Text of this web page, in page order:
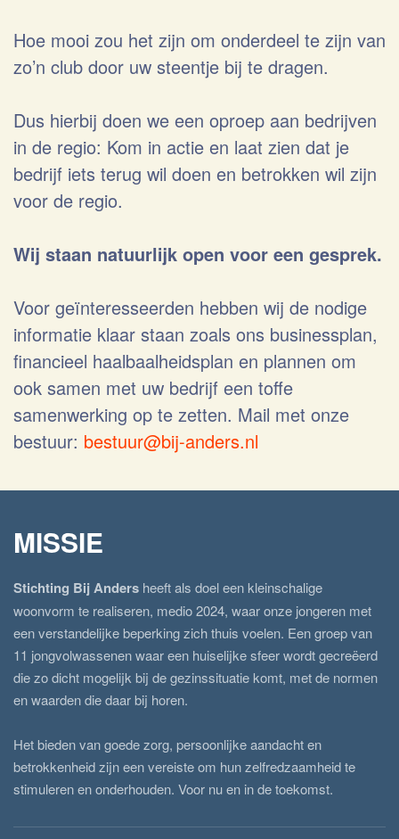
Hoe mooi zou het zijn om onderdeel te zijn van
zo’n club door uw steentje bij te dragen.
Dus hierbij doen we een oproep aan bedrijven
in de regio: Kom in actie en laat zien dat je
bedrijf iets terug wil doen en betrokken wil zijn
voor de regio.
Wij staan natuurlijk open voor een gesprek.
Voor geïnteresseerden hebben wij de nodige
informatie klaar staan zoals ons businessplan,
financieel haalbaalheidsplan en plannen om
ook samen met uw bedrijf een toffe
samenwerking op te zetten. Mail met onze
bestuur: bestuur@bij-anders.nl
MISSIE
Stichting Bij Anders heeft als doel een kleinschalige
woonvorm te realiseren, medio 2024, waar onze jongeren met
een verstandelijke beperking zich thuis voelen. Een groep van
11 jongvolwassenen waar een huiselijke sfeer wordt gecreëerd
die zo dicht mogelijk bij de gezinssituatie komt, met de normen
en waarden die daar bij horen.
Het bieden van goede zorg, persoonlijke aandacht en
betrokkenheid zijn een vereiste om hun zelfredzaamheid te
stimuleren en onderhouden. Voor nu en in de toekomst.